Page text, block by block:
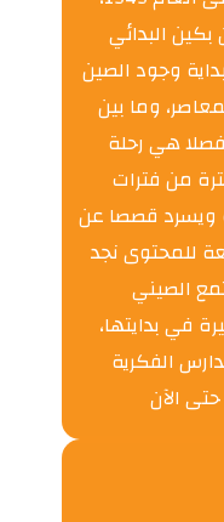
البدائي
وجود الصين
وما بين
الأول والعشرين ينقلنا الكتاب عبر 18 فصلا هي رحلة
من فترات
ويسرد قصصا عن
للمحتوى نجد
الصيني
في بدايتها،
الفكرية
الآن